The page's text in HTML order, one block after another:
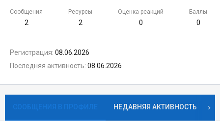
Сообщения
2
Ресурсы
2
Оценка реакций
0
Баллы
0
Регистрация 08.06.2026
Последняя активность 08.06.2026
СООБЩЕНИЯ В ПРОФИЛЕ НЕДАВНЯЯ АКТИВНОСТЬ